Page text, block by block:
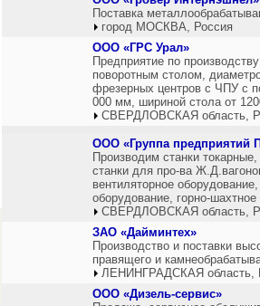
Поставка
город МОСКВА, Россия
ООО «ГРС Урал»
Предприятие по
поворотным столом,
фрезерных центров с ЧПУ с
000 мм, шириной стола от
СВЕРДЛОВСКАЯ область,
ООО «Группа
Производим станки
станки для про-ва
вентиляторное
оборудование, горно-
СВЕРДЛОВСКАЯ область,
ЗАО «Дайминтех»
Производство и поставки
правящего и
ЛЕНИНГРАДСКАЯ область,
ООО «Дизель-сервис»